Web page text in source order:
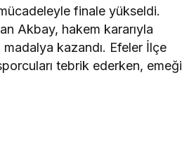
finale yükseldi.
Akbay, hakem kararıyla
kazandı. Efeler İlçe
tebrik ederken, emeği